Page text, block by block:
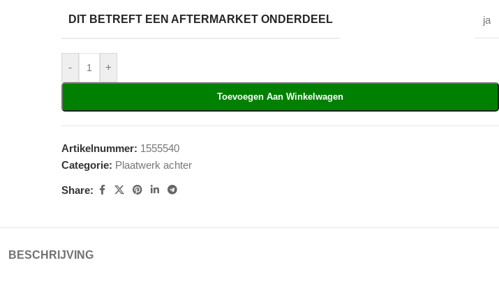
DIT BETREFT EEN AFTERMARKET ONDERDEEL ja
- +
Toevoegen Aan Winkelwagen
Artikelnummer: 1555540
Categorie: Plaatwerk achter
Share:
BESCHRIJVING